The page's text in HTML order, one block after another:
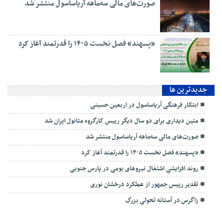
صورت‌های مالی سه‌ماهه آریاساسول منتشر شد
«پسهند» فصل نخست ۱۴۰۵ را قدرتمند آغاز کرد
جديدترين ها
ابتکار فرهنگی آریاساسول در اربعین حسینی
متین دیداری برای دو سال دیگر رییس کارگروه متانول ایران شد
صورت‌های مالی سه‌ماهه آریاساسول منتشر شد
«پسهند» فصل نخست ۱۴۰۵ را قدرتمند آغاز کرد
روند افزایشیِ اشتغال نیروهای بومی در پارس جنوبی
تقدیر رییس جمهور از عملکرد درخشان نوری
زاگرس در آستانه تحولی بزرگ